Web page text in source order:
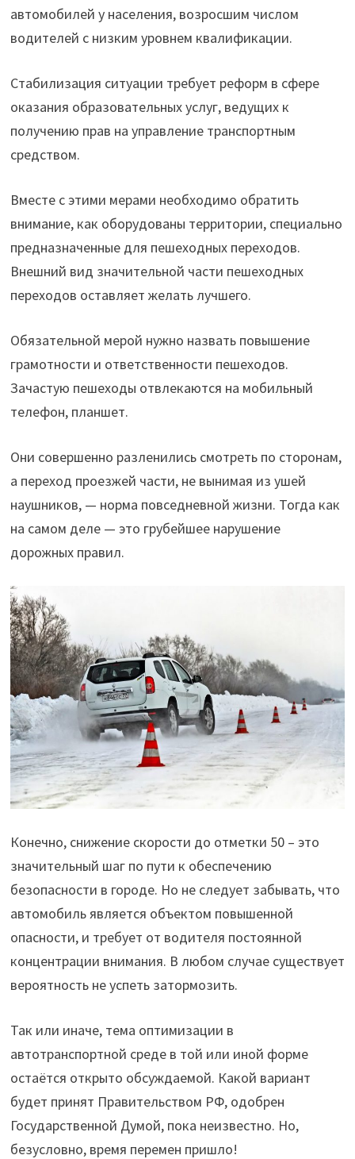
автомобилей у населения, возросшим числом
водителей с низким уровнем квалификации.
Стабилизация ситуации требует реформ в сфере
оказания образовательных услуг, ведущих к
получению прав на управление транспортным
средством.
Вместе с этими мерами необходимо обратить
внимание, как оборудованы территории, специально
предназначенные для пешеходных переходов.
Внешний вид значительной части пешеходных
переходов оставляет желать лучшего.
Обязательной мерой нужно назвать повышение
грамотности и ответственности пешеходов.
Зачастую пешеходы отвлекаются на мобильный
телефон, планшет.
Они совершенно разленились смотреть по сторонам,
а переход проезжей части, не вынимая из ушей
наушников, — норма повседневной жизни. Тогда как
на самом деле — это грубейшее нарушение
дорожных правил.
Конечно, снижение скорости до отметки 50 – это
значительный шаг по пути к обеспечению
безопасности в городе. Но не следует забывать, что
автомобиль является объектом повышенной
опасности, и требует от водителя постоянной
концентрации внимания. В любом случае существует
вероятность не успеть затормозить.
Так или иначе, тема оптимизации в
автотранспортной среде в той или иной форме
остаётся открыто обсуждаемой. Какой вариант
будет принят Правительством РФ, одобрен
Государственной Думой, пока неизвестно. Но,
безусловно, время перемен пришло!